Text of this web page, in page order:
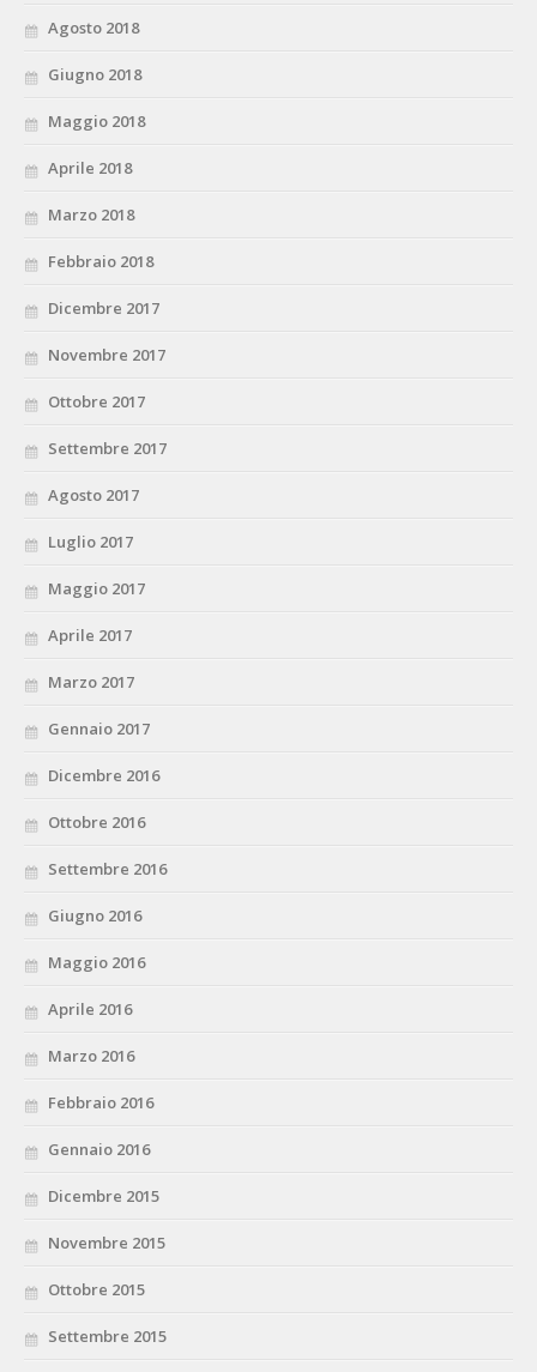
Agosto 2018
Giugno 2018
Maggio 2018
Aprile 2018
Marzo 2018
Febbraio 2018
Dicembre 2017
Novembre 2017
Ottobre 2017
Settembre 2017
Agosto 2017
Luglio 2017
Maggio 2017
Aprile 2017
Marzo 2017
Gennaio 2017
Dicembre 2016
Ottobre 2016
Settembre 2016
Giugno 2016
Maggio 2016
Aprile 2016
Marzo 2016
Febbraio 2016
Gennaio 2016
Dicembre 2015
Novembre 2015
Ottobre 2015
Settembre 2015